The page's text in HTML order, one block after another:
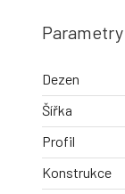
Parametry
Dezen
Šířka
Profil
Konstrukce